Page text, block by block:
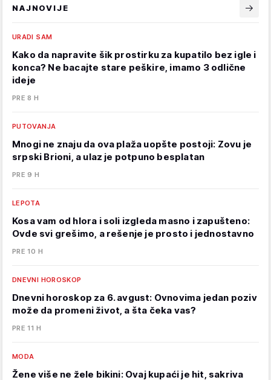
NAJNOVIJE
URADI SAM
Kako da napravite šik prostirku za kupatilo bez igle i
konca? Ne bacajte stare peškire, imamo 3 odlične
ideje
PRE 8 H
PUTOVANJA
Mnogi ne znaju da ova plaža uopšte postoji: Zovu je
srpski Brioni, a ulaz je potpuno besplatan
PRE 9 H
LEPOTA
Kosa vam od hlora i soli izgleda masno i zapušteno:
Ovde svi grešimo, a rešenje je prosto i jednostavno
PRE 10 H
DNEVNI HOROSKOP
Dnevni horoskop za 6. avgust: Ovnovima jedan poziv
može da promeni život, a šta čeka vas?
PRE 11 H
MODA
Žene više ne žele bikini: Ovaj kupaći je hit, sakriva